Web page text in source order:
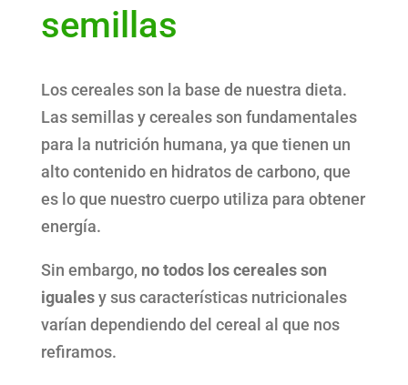
semillas
Los cereales son la base de nuestra dieta.
Las semillas y cereales son fundamentales
para la nutrición humana, ya que tienen un
alto contenido en hidratos de carbono, que
es lo que nuestro cuerpo utiliza para obtener
energía.
Sin embargo, no todos los cereales son
igualesy sus características nutricionales
varían dependiendo del cereal al que nos
refiramos.